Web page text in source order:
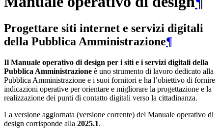
Progettare siti internet e servizi digitali
della Pubblica Amministrazione¶
Il Manuale operativo di design per i siti e i servizi digitali della
Pubblica Amministrazione è uno strumento di lavoro dedicato alla
Pubblica Amministrazione e i suoi fornitori e ha l’obiettivo di fornire
indicazioni operative per orientare e migliorare la progettazione e la
realizzazione dei punti di contatto digitali verso la cittadinanza.
La versione aggiornata (versione corrente) del Manuale operativo di
design corrisponde alla 2025.1.